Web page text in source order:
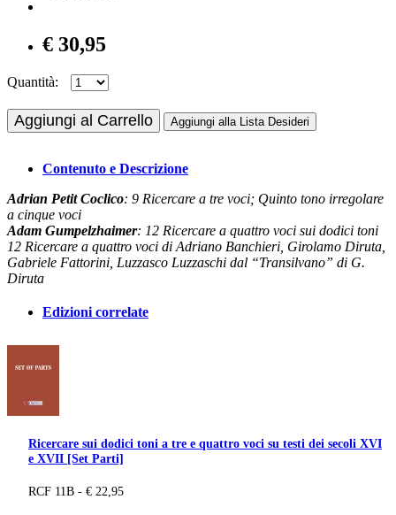
€ 30,95
Quantità:
Aggiungi al Carrello Aggiungi alla Lista Desideri
Contenuto e Descrizione
Adrian Petit Coclico: 9 Ricercare a tre voci; Quinto tono irregolare
a cinque voci
Adam Gumpelzhaimer: 12 Ricercare a quattro voci sui dodici toni
12 Ricercare a quattro voci di Adriano Banchieri, Girolamo Diruta,
Gabriele Fattorini, Luzzasco Luzzaschi dal “Transilvano” di G.
Diruta
Edizioni correlate
Ricercare sui dodici toni a tre e quattro voci su testi dei secoli XVI
e XVII [Set Parti]
RCF 11B - € 22,95